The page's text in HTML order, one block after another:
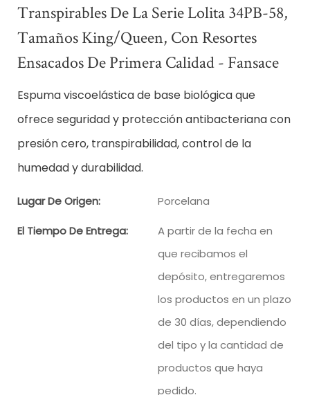
Transpirables De La Serie Lolita 34PB-58,
Tamaños King/Queen, Con Resortes
Ensacados De Primera Calidad - Fansace
Espuma viscoelástica de base biológica que
ofrece seguridad y protección antibacterianacon
presión cero, transpirabilidad, control de la
humedad y durabilidad.
Lugar De Origen: Porcelana
El Tiempo De Entrega:
A partir de la fecha en
que recibamos el
depósito, entregaremos
los productos en un plazo
de 30 días, dependiendo
del tipo y la cantidad de
productos que haya
pedido.